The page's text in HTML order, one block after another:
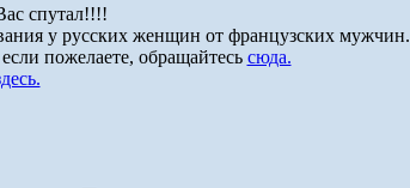
спутал!!!!
у русских женщин от французских мужчин.
пожелаете, обращайтесь сюда.